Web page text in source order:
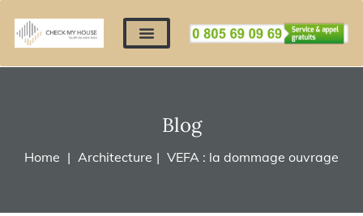
Blog
Home Architecture VEFA : la dommage ouvrage